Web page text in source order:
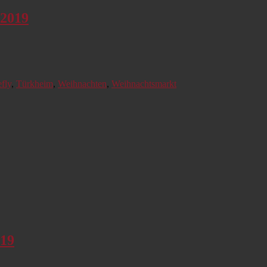
, Türkheim, Weihnachten, Weihnachtsmarkt